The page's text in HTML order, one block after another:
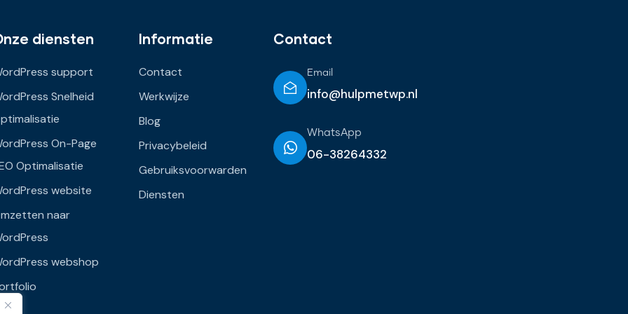
diensten
support
Snelheid
On-Page
Optimalisatie
website
naar
webshop
Informatie
Contact
Werkwijze
Blog
Privacybeleid
Gebruiksvoorwarden
Diensten
Contact
Email
info@hulpmetwp.nl
WhatsApp
06-38264332